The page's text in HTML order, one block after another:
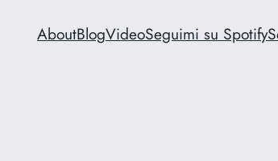
AboutBlogVideoSeguimi su Spotify